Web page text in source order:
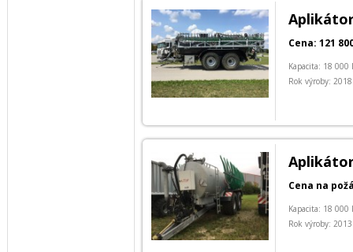
Cena: 121
Kapacita: 18 000 l
Rok výroby: 2018
Cena na
Kapacita: 18 000 l
Rok výroby: 2013